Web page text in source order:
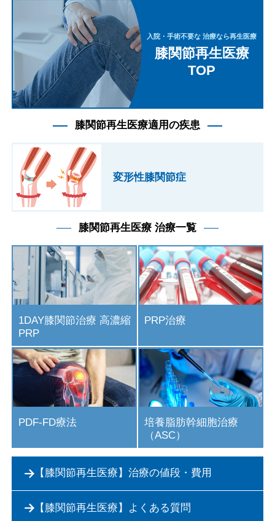
入院・手術不要な 治療なら再生医療
膝関節再生医療
TOP
膝関節再生医療適用の疾患
変形性膝関節症
膝関節再生医療 治療一覧
1DAY膝関節治療 高濃縮
PRP
PRP治療
PDF-FD療法
培養脂肪幹細胞治療
（ASC）
【膝関節再生医療】治療の値段・費用
【膝関節再生医療】よくある質問